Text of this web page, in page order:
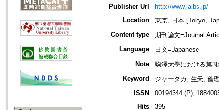
Publisher Url
http://www.jaibs.jp/
Location
東京, 日本 [Tokyo,
Content type
期刊論文=Journal
Language
日文=Japanese
Note
駒澤大學における第3
Keyword
ジャータカ; 生天; 倫
ISSN
00194344 (P);
Hits
395